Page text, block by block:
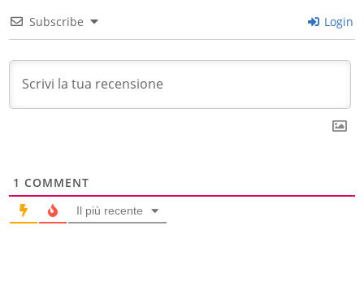
Subscribe Login
1 COMMENT
Il più recente